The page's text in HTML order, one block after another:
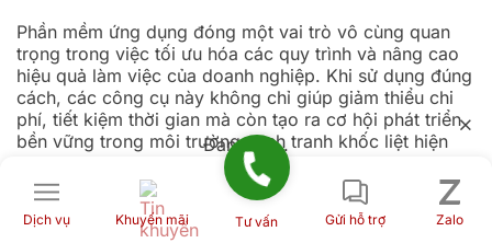
Phần mềm ứng dụng đóng một vai trò vô cùng quan
trọng trong việc tối ưu hóa các quy trình và nâng cao
hiệu quả làm việc của doanh nghiệp. Khi sử dụng đúng
cách, các công cụ này không chỉ giúp giảm thiểu chi
phí, tiết kiệm thời gian mà còn tạo ra cơ hội phát triển
bền vững trong môi trường cạnh tranh khốc liệt hiện
Lưu ý quan trọng khi sử dụng phần mềm
ứng dụng
Dịch vụ Khuyến mãi Tư vấn Gửi hỗ trợ Zalo
Đang tải...